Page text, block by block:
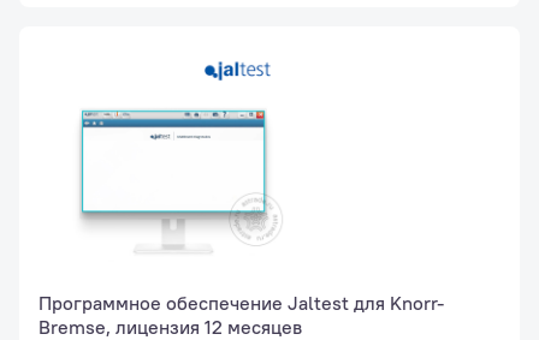
Программное обеспечение Jaltest для Knorr-
Bremse, лицензия 12 месяцев